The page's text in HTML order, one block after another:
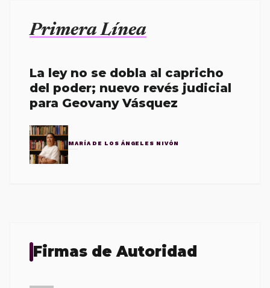
Primera Línea
La ley no se dobla al capricho
del poder; nuevo revés judicial
para Geovany Vásquez
MARÍA DE LOS ÁNGELES NIVÓN
Firmas de Autoridad